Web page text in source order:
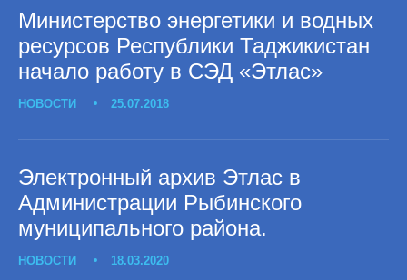
Министерство энергетики и водных
ресурсов Республики Таджикистан
начало работу в СЭД «Этлас»
НОВОСТИ 25.07.2018
Электронный архив Этлас в
Администрации Рыбинского
муниципального района.
НОВОСТИ 18.03.2020